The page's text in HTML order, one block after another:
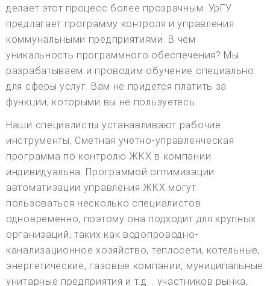
делает этот процесс более прозрачным. УрГУ
предлагает программу контроля и управления
коммунальными предприятиями. В чем
уникальность программного обеспечения? Мы
разрабатываем и проводим обучение специально
для сферы услуг. Вам не придется платить за
функции, которыми вы не пользуетесь.
Наши специалисты устанавливают рабочие
инструменты; Сметная учетно-управленческая
программа по контролю ЖКХ в компании
индивидуальна. Программой оптимизации
автоматизации управления ЖКХ могут
пользоваться несколько специалистов
одновременно, поэтому она подходит для крупных
организаций, таких как водопроводно-
канализационное хозяйство, теплосети, котельные,
энергетические, газовые компании, муниципальные
унитарные предприятия и т.д. . участников рынка,